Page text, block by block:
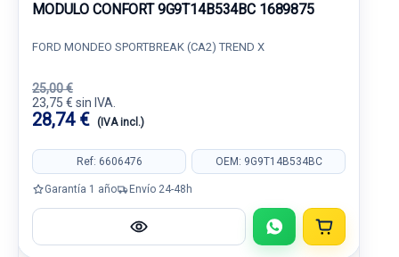
MODULO CONFORT 9G9T14B534BC 1689875
FORD MONDEO SPORTBREAK (CA2) TREND X
25,00 €
23,75 € sin IVA.
28,74 € (IVA incl.)
Ref: 6606476 OEM: 9G9T14B534BC
Garantía 1 año Envío 24-48h